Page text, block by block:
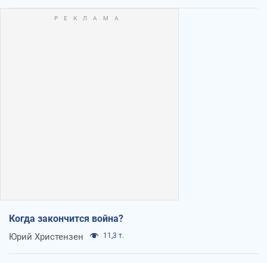
Когда закончится война?
Юрий Христензен 11,3 т.